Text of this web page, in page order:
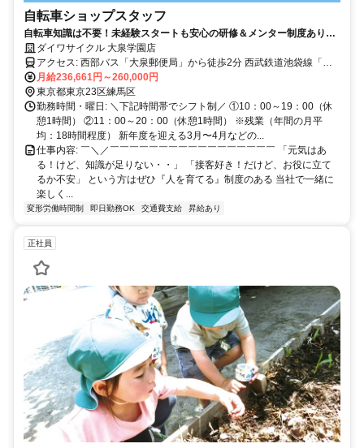
自転車ショップスタッフ
自転車知識は不要！未経験スタートも安心の研修＆メンター制度あり／
残業少なめ・ワークライフバランス充実
ダイワサイクル 大泉学園店
アクセス: 西部バス「大泉郵便局」から徒歩2分 西武鉄道池袋線「大
泉学園町駅」から徒歩27分 ※自転車通勤OK（無料駐輪場あり） 自転
車の場合も交通費支給（規定あり） ※最寄駅まで自転車通勤の場合
は駐輪代支給 ※マイカー通勤不可
月給236,661円～260,000円
東京都東京23区練馬区
勤務時間・曜日: ＼下記時間帯でシフト制／ ①10：00～19：00（休
憩1時間） ②11：00～20：00（休憩1時間） ※残業（年間の月平
均：18時間程度） 新年度を迎える3月〜4月などの...
仕事内容: ￣＼／￣￣￣￣￣￣￣￣￣￣￣￣￣￣￣￣￣ 「元気はあ
る！けど、知識が足りない・・」 「接客好き！だけど、お役に立て
るか不安」 という方はぜひ『人を育てる』制度のある 当社で一緒に
楽しく...
変形労働時間制 即日勤務OK 交通費支給 昇給あり
正社員